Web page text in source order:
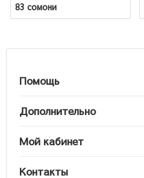
83 сомони
Помощь
Дополнительно
Мой кабинет
Контакты